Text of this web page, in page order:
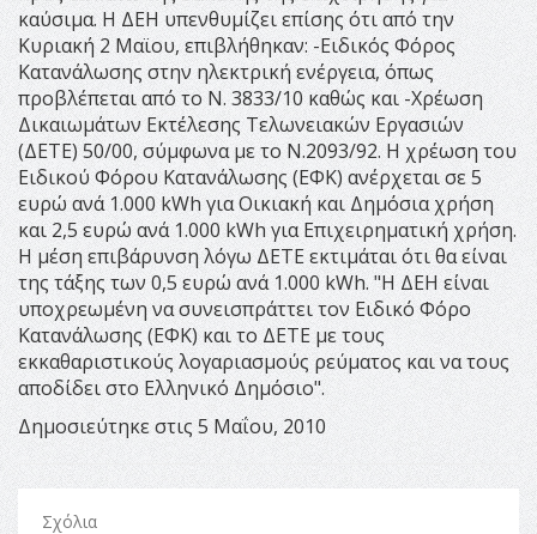
καύσιμα. Η ΔΕΗ υπενθυμίζει επίσης ότι από την
Κυριακή 2 Μαϊου, επιβλήθηκαν: -Ειδικός Φόρος
Κατανάλωσης στην ηλεκτρική ενέργεια, όπως
προβλέπεται από το Ν. 3833/10 καθώς και -Χρέωση
Δικαιωμάτων Εκτέλεσης Τελωνειακών Εργασιών
(ΔΕΤΕ) 50/00, σύμφωνα με το Ν.2093/92. Η χρέωση του
Ειδικού Φόρου Κατανάλωσης (ΕΦΚ) ανέρχεται σε 5
ευρώ ανά 1.000 kWh για Οικιακή και Δημόσια χρήση
και 2,5 ευρώ ανά 1.000 kWh για Επιχειρηματική χρήση.
Η μέση επιβάρυνση λόγω ΔΕΤΕ εκτιμάται ότι θα είναι
της τάξης των 0,5 ευρώ ανά 1.000 kWh. "Η ΔΕΗ είναι
υποχρεωμένη να συνεισπράττει τον Ειδικό Φόρο
Κατανάλωσης (ΕΦΚ) και το ΔΕΤΕ με τους
εκκαθαριστικούς λογαριασμούς ρεύματος και να τους
αποδίδει στο Ελληνικό Δημόσιο".
Δημοσιεύτηκε στις 5 Μαΐου, 2010
Σχόλια